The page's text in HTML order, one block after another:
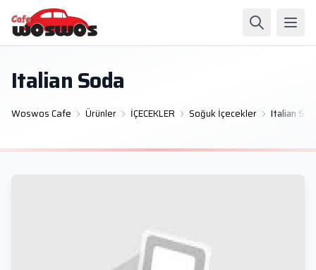
Italian Soda
Woswos Cafe Ürünler İÇECEKLER Soğuk İçecekler Italian